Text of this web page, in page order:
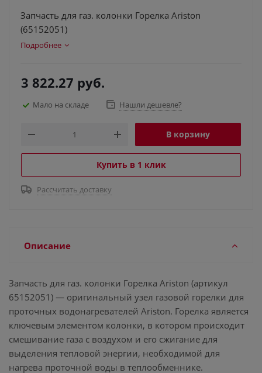
Запчасть для газ. колонки Горелка Ariston
(65152051)
Подробнее
3 822.27 руб.
Мало на складе Нашли дешевле?
В корзину
Купить в 1 клик
Рассчитать доставку
Описание
Запчасть для газ. колонки Горелка Ariston (артикул
65152051) — оригинальный узел газовой горелки для
проточных водонагревателей Ariston. Горелка является
ключевым элементом колонки, в котором происходит
смешивание газа с воздухом и его сжигание для
выделения тепловой энергии, необходимой для
нагрева проточной воды в теплообменнике.